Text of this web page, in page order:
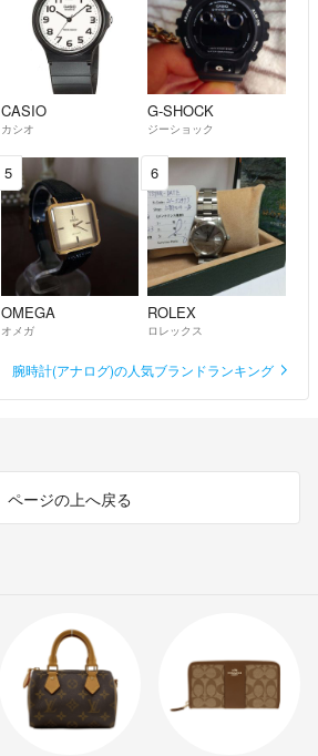
CASIO
カシオ
G-SHOCK
ジーショック
5
OMEGA
オメガ
6
ROLEX
ロレックス
腕時計(アナログ)の人気ブランドランキング
ページの上へ戻る